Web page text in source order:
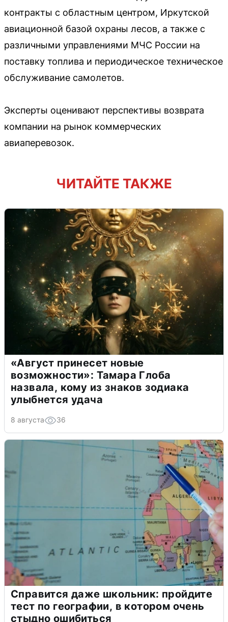
контракты с областным центром, Иркутской
авиационной базой охраны лесов, а также с
различными управлениями МЧС России на
поставку топлива и периодическое техническое
обслуживание самолетов.
Эксперты оценивают перспективы возврата
компании на рынок коммерческих
авиаперевозок.
ЧИТАЙТЕ ТАКЖЕ
«Август принесет новые
возможности»: Тамара Глоба
назвала, кому из знаков зодиака
улыбнется удача
8 августа 36
Справится даже школьник: пройдите
тест по географии, в котором очень
стыдно ошибиться